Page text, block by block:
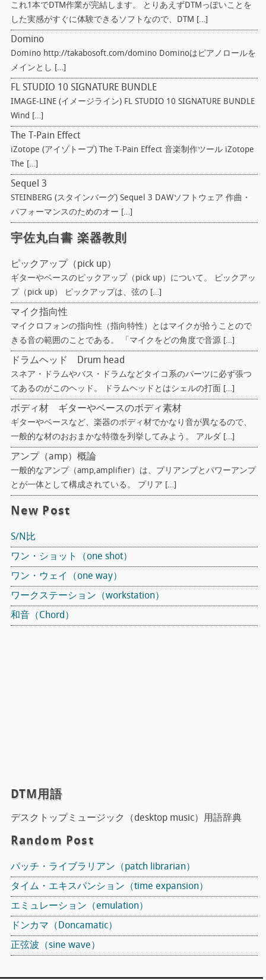
これ1本でDTM作業が完結します。 とりあえずDTMっぽいことを
した実感がすぐに体験できるソフトなので、DTM […]
Domino
Domino http://takabosoft.com/domino Dominoはピアノロールを
メインとし […]
FL STUDIO 10 SIGNATURE BUNDLE
IMAGE-LINE (イメージライン) FL STUDIO 10 SIGNATURE BUNDLE
Wind […]
The T-Pain Effect
iZotope (アイゾトープ) The T-Pain Effect 音楽制作ツール iZotope
The […]
Sequel 3
STEINBERG (スタインバーグ) Sequel 3 DAWソフトウェア 作曲・
パフォーマンスのためのオー […]
宇佐丸白書 楽器教則
ピックアップ（pick up）
ギターやベースのピックアップ（pick up）について。 ピックアッ
プ（pick up） ピックアップは、弦の […]
マイク指向性
マイクロフォンの指向性（指向特性）とはマイクが拾うことので
きる音の範囲のことである。 「マイクをどの角度で音源 […]
ドラムヘッド Drum head
スネア・ドラムやバス・ドラムなどタイコ系のパーツに必ず張つ
てあるのがこのヘッド。 ドラムヘッドとはシェルの打面 […]
ボディ材 ギターやベースのボディ素材
ギターやベースなど、楽器のボディ材でかなり音が異なるので、
一般的な材のおおまかな特徴を列挙してみよう。 アルダ […]
アンプ（amp）概論
一般的なアンプ（amp,amplifier）は、プリアンプとパワーアンプ
とが一体として構成されている。 プリア […]
New Post
S/N比
ワン・ショット（one shot）
ワン・ウェイ（one way）
ワークステーション（workstation）
和音（Chord）
DTM用語
デスクトップミュージック（desktop music）用語辞典
Random Post
パッチ・ライブラリアン（patch librarian）
タイム・エキスパンション（time expansion）
エミュレーション（emulation）
ドンカマ（Doncamatic）
正弦波（sine wave）